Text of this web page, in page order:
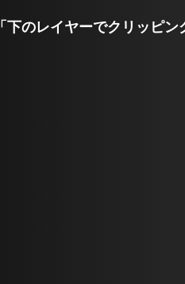
「下のレイヤーでクリッピン